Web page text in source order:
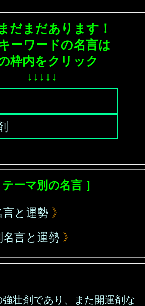
だまだあります！
ーワードの名言は
枠内をクリック
↓↓↓↓↓
テーマ別の名言 ］
と運勢 》
名言と運勢 》
壮剤であり、また開運剤な